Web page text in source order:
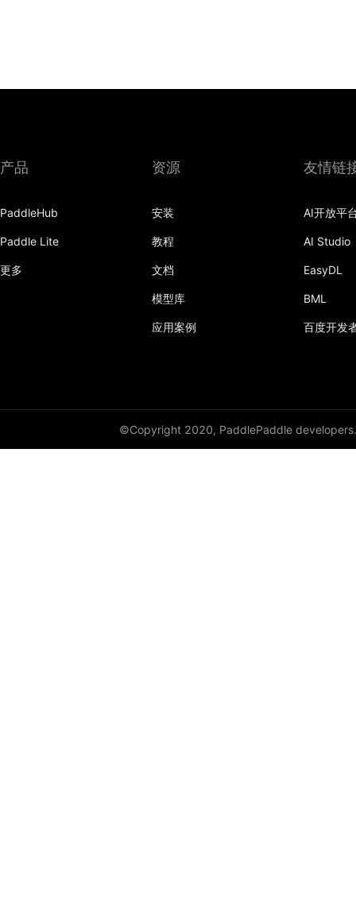
产品
PaddleHub
Paddle Lite
更多
资源
安装
教程
文档
模型库
应用案例
友情链
AI开放平
AI Studio
EasyDL
BML
百度开发
©Copyright 2020, PaddlePaddle developers.